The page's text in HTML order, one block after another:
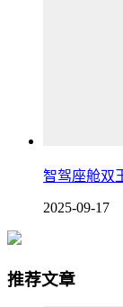
智驾座舱双
2025-09-17
推荐文章